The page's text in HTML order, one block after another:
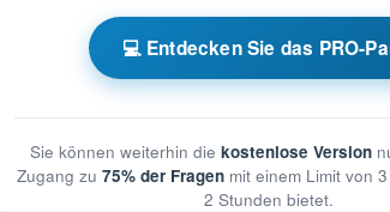
💻 Entdecken Sie das PRO-
Sie können weiterhin die kostenlose Version
Zugang zu 75% der Fragen mit einem Limit von
2 Stunden bietet.